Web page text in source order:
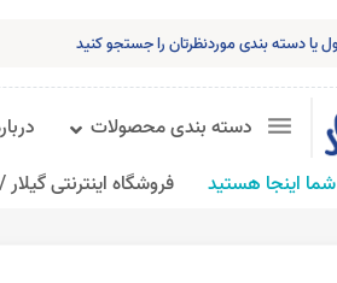
دسته بندی محصولات
شما اینجا هستید
فروشگاه اینترنتی گیلار /